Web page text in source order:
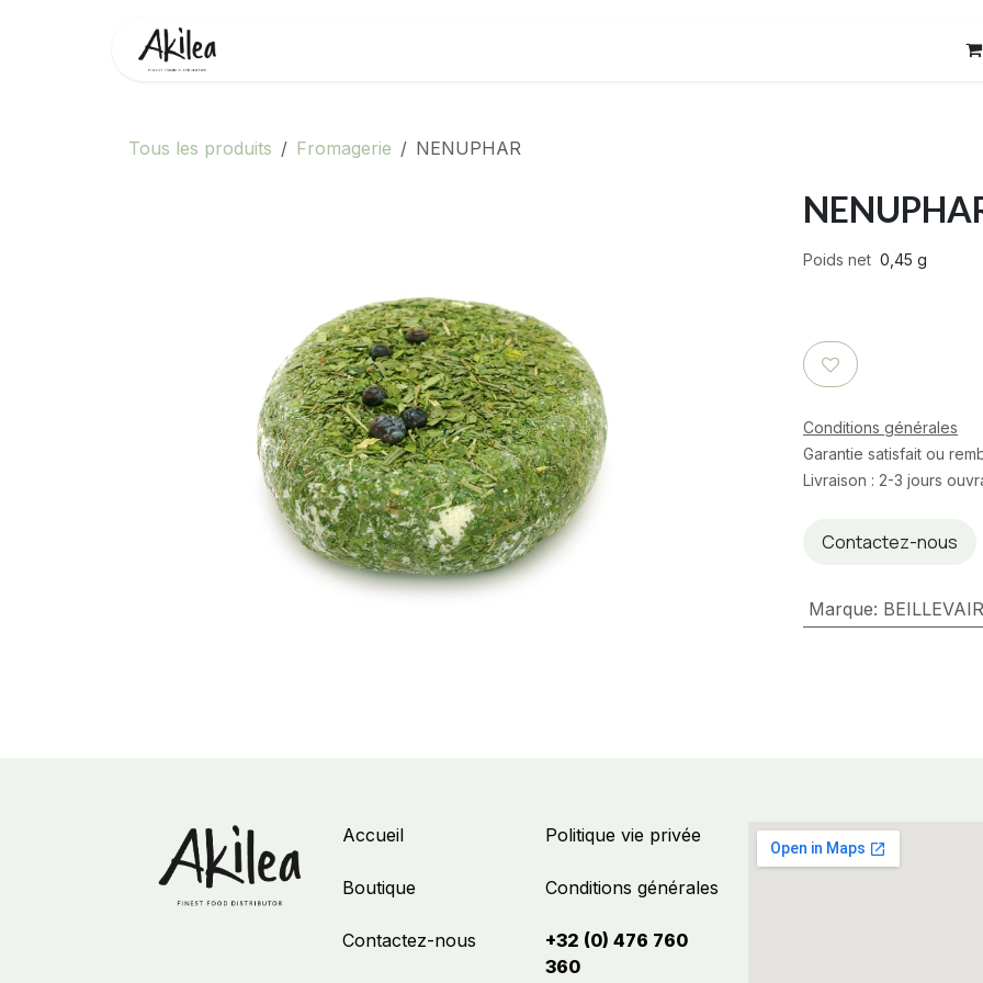
Tous les produits Fromagerie NENUPHAR
Poids net 0,45 g
Conditions générales
Garantie satisfait ou
Livraison : 2-3 jours
Contactez-nous
Marque:
Politique vie privée
Conditions générales
+32 (0) 476 760
360
Accueil
Boutique
Contactez-nous